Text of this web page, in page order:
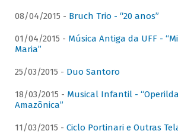
08/04/2015 - Bruch Trio - “20 anos”
01/04/2015 - Música Antiga da UFF -
Maria”
25/03/2015 - Duo Santoro
18/03/2015 - Musical Infantil -
Amazônica”
11/03/2015 - Ciclo Portinari e Outras